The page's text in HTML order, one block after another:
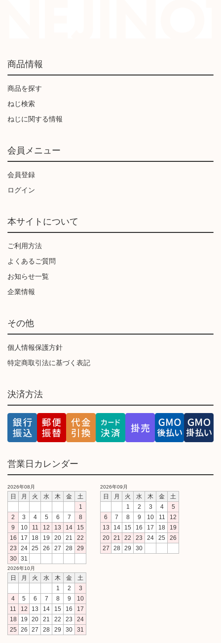
商品情報
商品を探す
ねじ検索
ねじに関する情報
会員メニュー
会員登録
ログイン
本サイトについて
ご利用方法
よくあるご質問
お知らせ一覧
企業情報
その他
個人情報保護方針
特定商取引法に基づく表記
決済方法
営業日カレンダー
2026年08月
日 月 火 水 木 金
土
1
2
3 4 5 6 7
8
9
10 11 12 13 14
15
16
17 18 19 20 21
22
23
24 25 26 27 28
29
30
31
2026年09月
日 月 火 水 木 金
土
1
2 3 4
5
6
7 8 9 10 11
12
13
14 15 16 17 18
19
20
21 22 23 24 25
26
27
28 29 30
2026年10月
日 月 火 水 木 金
土
1
2
3
4
5 6 7 8 9
10
11
12 13 14 15 16
17
18
19 20 21 22 23
24
25
26 27 28 29 30 31